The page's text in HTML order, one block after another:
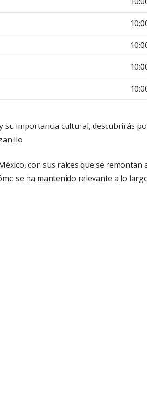
su importancia cultural, descubrirás
con sus raíces que se remontan
se ha mantenido relevante a lo